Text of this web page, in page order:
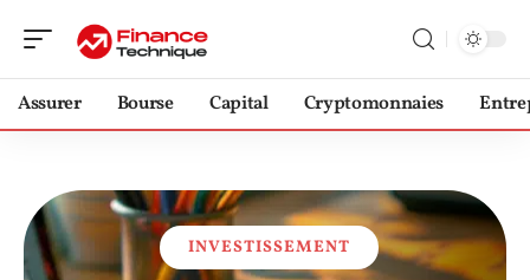
Assurer Bourse Capital Cryptomonnaies
INVESTISSEMENT